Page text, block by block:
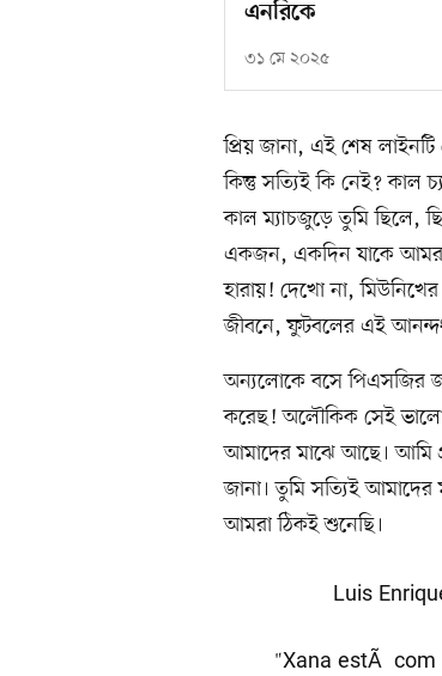
এনরিকে
৩১ মে ২০২৫
প্রিয় জানা, এই শেষ
কিন্তু সত্যিই কি নেই? কাল
কাল ম্যাচজুড়ে তুমি ছিলে,
একজন, একদিন যাকে আমরা
হারায়! দেখো না,
জীবনে, ফুটবলের এই
অন্যলোকে বসে পিএসজির
করেছ! অলৌকিক সেই
আমাদের মাঝে আছে। আমি
জানা। তুমি সত্যিই
আমরা ঠিকই শুনেছি।
Luis
"Xana estÃ¡